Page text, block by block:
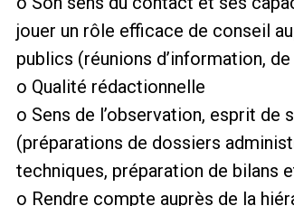
jouer un rôle efficace de conseil
publics (réunions d’information,
o Qualité rédactionnelle
o Sens de l’observation, esprit
(préparations de dossiers
techniques, préparation de bilans
o Rendre compte auprès de la